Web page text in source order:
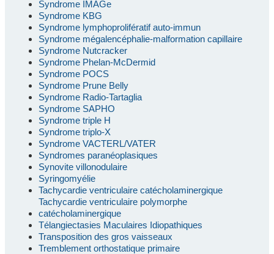
Syndrome IMAGe
Syndrome KBG
Syndrome lymphoprolifératif auto-immun
Syndrome mégalencéphalie-malformation capillaire
Syndrome Nutcracker
Syndrome Phelan-McDermid
Syndrome POCS
Syndrome Prune Belly
Syndrome Radio-Tartaglia
Syndrome SAPHO
Syndrome triple H
Syndrome triplo-X
Syndrome VACTERL/VATER
Syndromes paranéoplasiques
Synovite villonodulaire
Syringomyélie
Tachycardie ventriculaire catécholaminergique
Tachycardie ventriculaire polymorphe
catécholaminergique
Télangiectasies Maculaires Idiopathiques
Transposition des gros vaisseaux
Tremblement orthostatique primaire